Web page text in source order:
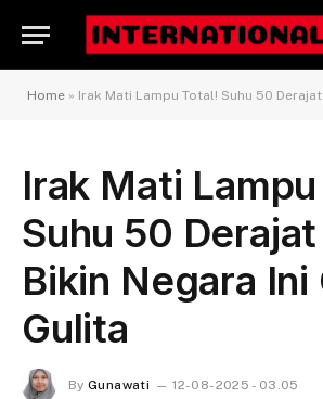
Home » Irak Mati Lampu Total! Suhu 50 Derajat Celcius
Irak Mati
Suhu 50
Bikin Negara Ini
Gulita
By Gunawati
12-08-2025 - 03.05